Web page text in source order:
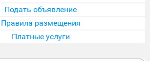
Подать объявление
Правила размещения
Платные услуги